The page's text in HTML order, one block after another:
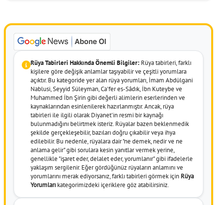
Rüya Tabirleri Hakkında Önemli Bilgiler: Rüya tabirleri, farklı
kişilere göre değişik anlamlar taşıyabilir ve çeşitli yorumlara
açıktır. Bu kategoride yer alan rüya yorumları, İmam Abdülgani
Nablusi, Seyyid Süleyman, Ca'fer es-Sâdık, İbn Kuteybe ve
Muhammed İbn Şirin gibi değerli alimlerin eserlerinden ve
kaynaklarından esinlenilerek hazırlanmıştır. Ancak, rüya
tabirleri ile ilgili olarak Diyanet'in resmi bir kaynağı
bulunmadığını belirtmek isteriz. Rüyalar bazen beklenmedik
şekilde gerçekleşebilir, bazıları doğru çıkabilir veya ihya
edilebilir. Bu nedenle, rüyalara dair "ne demek, nedir ve ne
anlama gelir" gibi sorulara kesin yanıtlar vermek yerine,
genellikle "işaret eder, delalet eder, yorumlanır" gibi ifadelerle
yaklaşım sergilenir. Eğer gördüğünüz rüyaların anlamını ve
yorumlarını merak ediyorsanız, farklı tabirleri görmek için Rüya
Yorumları kategorimizdeki içeriklere göz atabilirsiniz.